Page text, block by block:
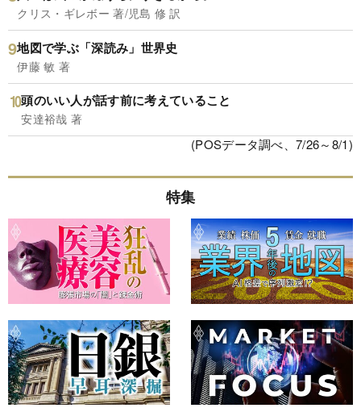
クリス・ギレボー 著/児島 修 訳
地図で学ぶ「深読み」世界史
伊藤 敏 著
頭のいい人が話す前に考えていること
安達裕哉 著
(POSデータ調べ、7/26～8/1)
特集